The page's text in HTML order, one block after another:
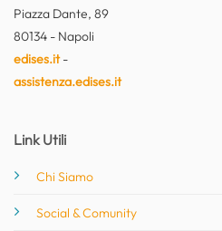
Piazza Dante, 89
80134 - Napoli
edises.it-
assistenza.edises.it
Link Utili
Chi Siamo
Social & Comunity